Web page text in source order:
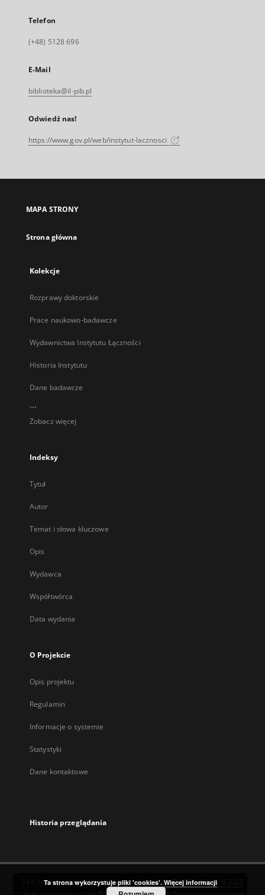
Telefon
(+48) 5128 696
E-Mail
biblioteka@il-pib.pl
Odwiedź nas!
https://www.gov.pl/web/instytut-lacznosci
MAPA STRONY
Strona główna
Kolekcje
Rozprawy doktorskie
Prace naukowo-badawcze
Wydawnictwa Instytutu Łączności
Historia Instytutu
Dane badawcze
...
Zobacz więcej
Indeksy
Tytuł
Autor
Temat i słowa kluczowe
Opis
Wydawca
Współtwórca
Data wydania
O Projekcie
Opis projektu
Regulamin
Informacje o systemie
Statystyki
Dane kontaktowe
Historia przeglądania
Ten serwis działa dzięki oprogramowaniuDInGO dLibra 6.3.22
Ta strona wykorzystuje pliki 'cookies'. Więcej informacji